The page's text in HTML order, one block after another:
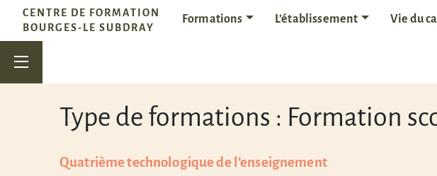
Passer au contenu
Navigation principale
CENTRE DE FORMATION
BOURGES-LE SUBDRAY
Formations L’établissement Vie du
Type de formations : Formation
Quatrième technologique de l’enseignement